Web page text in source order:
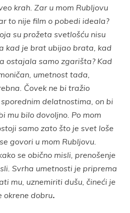
krah. Zar u mom Rubljovu
to nije film o pobedi ideala?
su prožeta svetlošću nisu
kad je brat ubijao brata, kad
ostajala samo zgarišta? Kad
umetnost tada,
Čovek ne bi tražio
delatnostima, on bi
mu bilo dovoljno. Po mom
samo zato što je svet loše
govori u mom Rubljovu.
se obično misli, prenošenje
Svrha umetnosti je priprema
mu, uznemiriti dušu, čineći je
okrene dobru.